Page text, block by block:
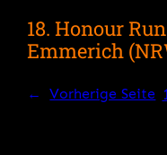
18. Honour
Emmerich
← Vorherige Seite